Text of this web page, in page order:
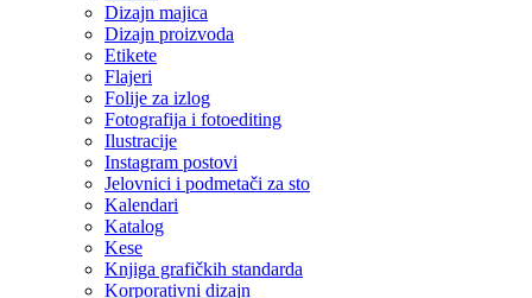
Dizajn majica
Dizajn proizvoda
Etikete
Flajeri
Folije za izlog
Fotografija i fotoediting
Ilustracije
Instagram postovi
Jelovnici i podmetači za sto
Kalendari
Katalog
Kese
Knjiga grafičkih standarda
Korporativni dizajn